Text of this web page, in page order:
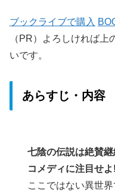
ブックライブで購入
（PR）よろしければ
いです。
あらすじ・内容
七陰の伝説は絶賛
コメディに注目せよ
ここではない異世